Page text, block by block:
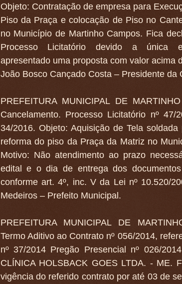
Objeto: Contratação de empresa para
Piso da Praça e colocação de Piso no
no Município de Martinho Campos. Fica
Processo Licitatório devido a única
apresentado uma proposta com valor acima
João Bosco Cançado Costa – Presidente da
PREFEITURA MUNICIPAL DE
Cancelamento. Processo Licitatório nº 47/
34/2016. Objeto: Aquisição de Tela
reforma do piso da Praça da Matriz no
Motivo: Não atendimento ao prazo
edital e o dia de entrega dos
conforme art. 4º, inc. V da Lei nº 10.520/
Medeiros – Prefeito Municipal.
PREFEITURA MUNICIPAL DE
Termo Aditivo ao Contrato nº 056/2014,
nº 37/2014 Pregão Presencial nº 026/
CLÍNICA HOLSBACK GOES LTDA. - ME.
vigência do referido contrato por até 03 de